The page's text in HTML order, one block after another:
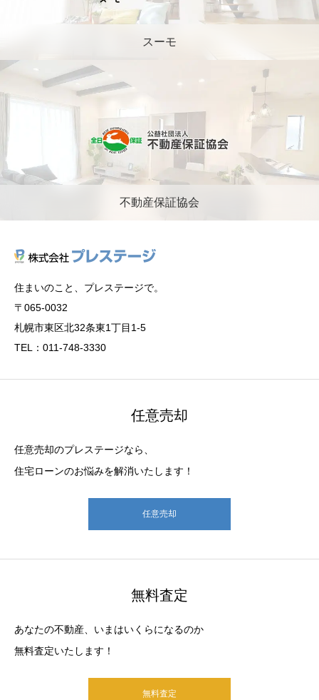
スーモ
不動産保証協会
住まいのこと、プレステージで。
〒065-0032
札幌市東区北32条東1丁目1-5
TEL：011-748-3330
任意売却
任意売却のプレステージなら、
住宅ローンのお悩みを解消いたします！
任意売却
無料査定
あなたの不動産、いまはいくらになるのか
無料査定いたします！
無料査定